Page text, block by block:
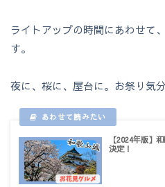
ライトアップの時間にあわせて
す。
夜に、桜に、屋台に。お祭り気
【2024年版】
決定！